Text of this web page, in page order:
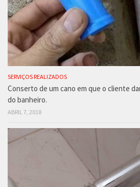
SERVIÇOS REALIZADOS
Conserto de um cano em que o cliente
do banheiro.
ABRIL 7, 2018